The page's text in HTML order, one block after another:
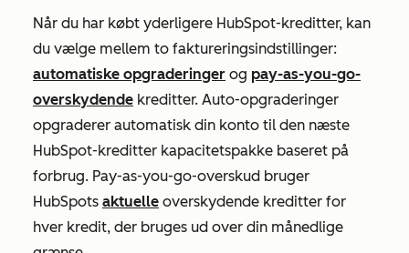
Når du har købt yderligere HubSpot-kreditter, kan
du vælge mellem to faktureringsindstillinger:
automatiske opgraderinger og pay-as-you-go-
overskydende kreditter. Auto-opgraderinger
opgraderer automatisk din konto til den næste
HubSpot-kreditter kapacitetspakke baseret på
forbrug. Pay-as-you-go-overskud bruger
HubSpots aktuelle overskydende kreditter for
hver kredit, der bruges ud over din månedlige